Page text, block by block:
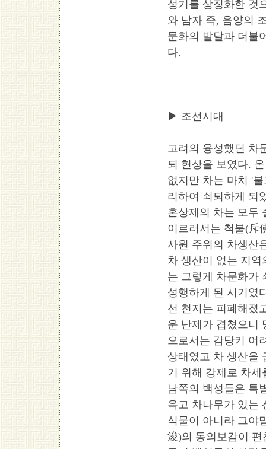
성기를 상징화한 것
와 남자 즉, 음양의
문화의 발달과 더불
다.
▶ 조선시대
고려의 융성했던 차
퇴 현상을 보였다.
없지만 차는 마치 '
리하여 쇠퇴하게 되
혼상제의 차는 모두
이르러서는 척불(斥
사원 주위의 차생산
차 생산이 없는 지역
는 그렇게 차문화가
성행하게 된 시기였
선 천지는 피폐해졌
운 난제가 겹쳤으니
으로서는 감당키 어
상태였고 차 생산을
기 위해 강제로 차
남쪽의 백성들은 특
윽고 차나무가 있는
식물이 아니라 그야
浚)의 동의보감이